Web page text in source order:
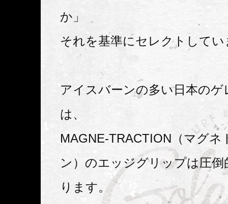
か」
それを基準にセレクトしてい
アイスバーンの多い日本のゲ
は、
MAGNE-TRACTION（マグネ
ン）のエッジグリップは圧
ります。